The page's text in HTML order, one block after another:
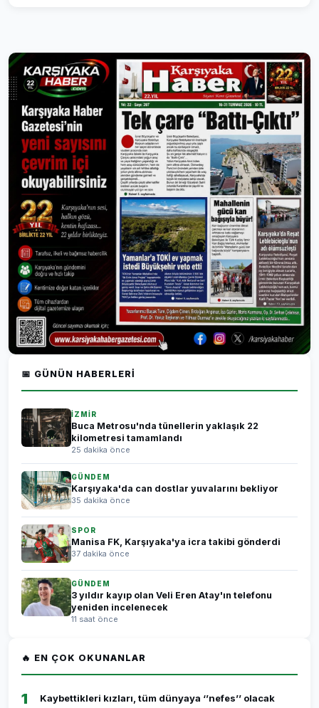
📅 GÜNÜN HABERLERI
İZMİR
Buca Metrosu'nda tünellerin yaklaşık 22
kilometresi tamamlandı
25 dakika önce
GÜNDEM
Karşıyaka'da can dostlar yuvalarını bekliyor
35 dakika önce
SPOR
Manisa FK, Karşıyaka'ya icra takibi gönderdi
37 dakika önce
GÜNDEM
3 yıldır kayıp olan Veli Eren Atay'ın telefonu
yeniden incelenecek
11 saat önce
🔥 EN ÇOK OKUNANLAR
1 Kaybettikleri kızları, tüm dünyaya ‘’nefes’’ olacak